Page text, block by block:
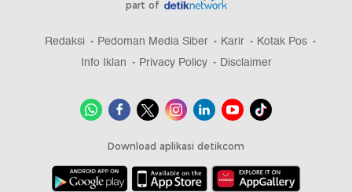
part of
Redaksi Pedoman Media Siber Karir
Kotak Pos
Info Iklan
Privacy Policy Disclaimer
Download aplikasi detikcom